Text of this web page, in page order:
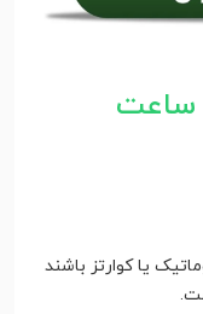
ساعت
یا کوارتز باشند